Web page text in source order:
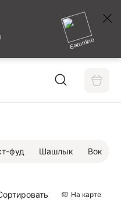
Eatonline
фуд Шашлык Вок
На карте